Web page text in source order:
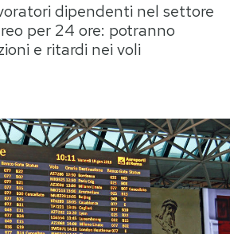
Media
Europa
dipendenti nel settore
per 24 ore: potranno
e ritardi nei voli